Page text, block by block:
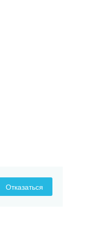
Отказаться